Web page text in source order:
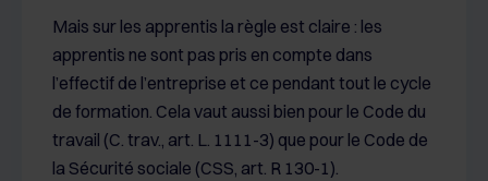
Mais sur les apprentis la règle est claire : les
apprentis ne sont pas pris en compte dans
l’effectif de l’entreprise et ce pendant tout le cycle
de formation. Cela vaut aussi bien pour le Code du
travail (C. trav., art. L. 1111-3) que pour le Code de
la Sécurité sociale (CSS, art. R 130-1).